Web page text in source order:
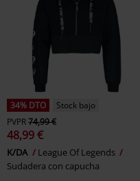
34% DTO
Stock bajo
PVPR74,99 €
48,99 €
K/DA
League Of Legends
Sudadera con capucha